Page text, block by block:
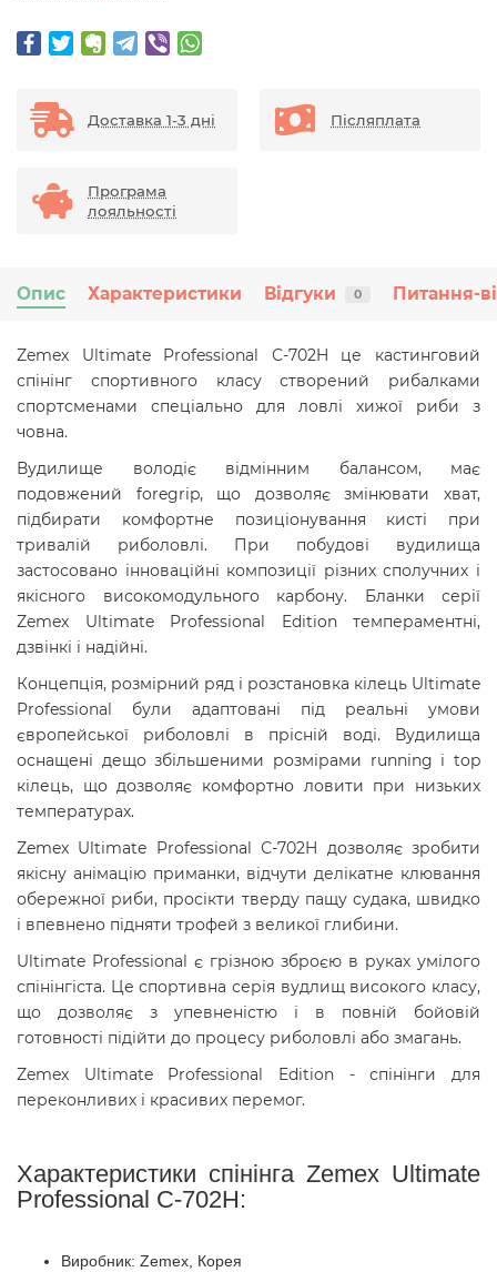
Доставка 1-3 дні Післяплата
Програма
лояльності
Опис Характеристики Відгуки 0 Питання-
Zemex Ultimate Professional С-702H це кастинговий
спінінг спортивного класу створений рибалками
спортсменами спеціально для ловлі хижої риби з
човна.
Вудилище володіє відмінним балансом, має
подовжений foregrip, що дозволяє змінювати хват,
підбирати комфортне позиціонування кисті при
тривалій риболовлі. При побудові вудилища
застосовано інноваційні композиції різних сполучних і
якісного високомодульного карбону. Бланки серії
Zemex Ultimate Professional Edition темпераментні,
дзвінкі і надійні.
Концепція, розмірний ряд і розстановка кілець Ultimate
Professional були адаптовані під реальні умови
європейської риболовлі в прісній воді. Вудилища
оснащені дещо збільшеними розмірами running і top
кілець, що дозволяє комфортно ловити при низьких
температурах.
Zemex Ultimate Professional С-702H дозволяє зробити
якісну анімацію приманки, відчути делікатне клювання
обережної риби, просікти тверду пащу судака, швидко
і впевнено підняти трофей з великої глибини.
Ultimate Professional є грізною зброєю в руках умілого
спінінгіста. Це спортивна серія вудлищ високого класу,
що дозволяє з упевненістю і в повній бойовій
готовності підійти до процесу риболовлі або змагань.
Zemex Ultimate Professional Edition - спінінги для
переконливих і красивих перемог.
Характеристики спінінга Zemex Ultimate
Professional С-702H:
Виробник: Zemex, Корея